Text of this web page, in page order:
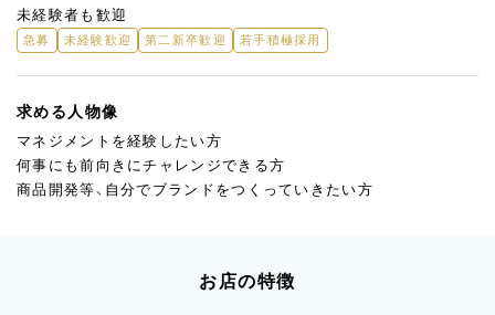
未経験者も歓迎
急募 未経験歓迎 第二新卒歓迎 若手積極採用
求める人物像
マネジメントを経験したい方
何事にも前向きにチャレンジできる方
商品開発等、自分でブランドをつくっていきたい方
お店の特徴